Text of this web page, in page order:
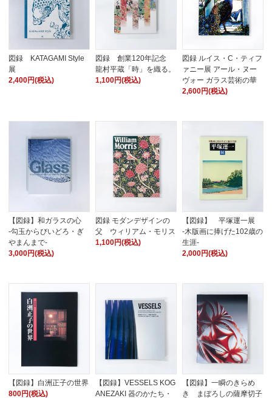
図録 KATAGAMI Style
展
2,400円(税込)
図録 創業120年記念
龍村平蔵「時」を織る。
1,100円(税込)
図録 ルイス・C・ティフ
ァニー展 アール・ヌー
ヴォー ガラス芸術の華
2,600円(税込)
【図録】和ガラスの心
-勾玉からびいどろ・ぎ
やまんまで-
3,000円(税込)
図録 モダンデザインの
父 ウィリアム・モリス
1,100円(税込)
【図録】 平塚運一展
-木版画に捧げた102歳の
生涯-
2,000円(税込)
【図録】白洲正子の世界
800円(税込)
【図録】VESSELS KOG
ANEZAKI 器のかたち・
【図録】一瞬のきらめ
き まぼろしの薩摩切子